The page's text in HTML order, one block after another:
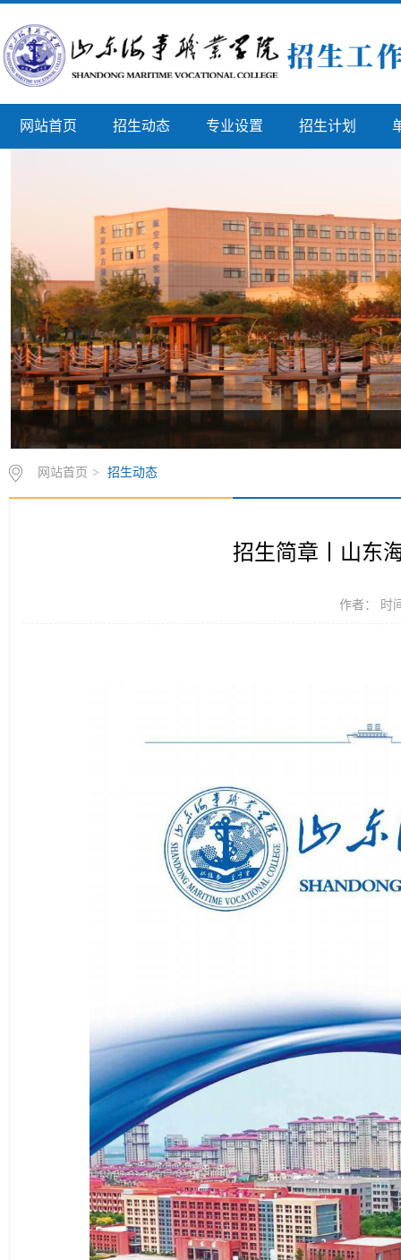
网站首页 招生动态 专业设置 招生计划
网站首页 > 招生动态
招生简章丨山东
作者： 时